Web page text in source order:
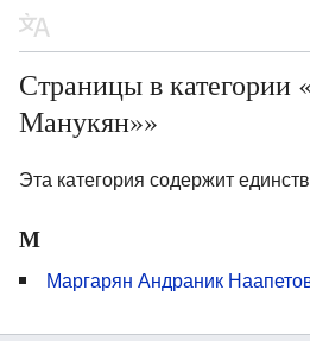
Страницы в
Манукян»»
Эта категория содержит
М
Маргарян Андраник